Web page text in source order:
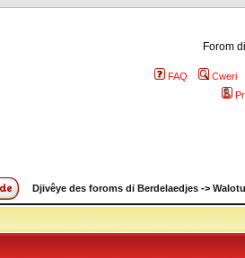
Forom
FAQ
Cweri
Djivêye des foroms di Berdelaedjes ->